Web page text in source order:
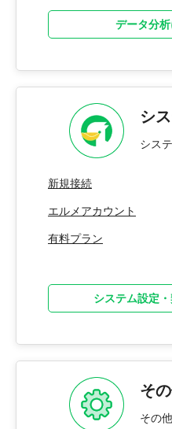
データ分
シ
シス
新規接続
エルメアカウント
有料プラン
システム設定
そ
その